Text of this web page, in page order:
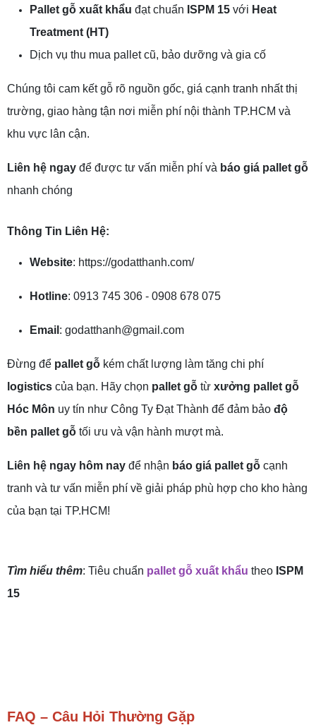
Pallet gỗ xuất khẩu đạt chuẩn ISPM 15 với Heat
Treatment (HT)
Dịch vụ thu mua pallet cũ, bảo dưỡng và gia cố
Chúng tôi cam kết gỗ rõ nguồn gốc, giá cạnh tranh nhất thị
trường, giao hàng tận nơi miễn phí nội thành TP.HCM và
khu vực lân cận.
Liên hệ ngay để được tư vấn miễn phí và báo giá pallet gỗ
nhanh chóng
Thông Tin Liên Hệ:
Website: https://godatthanh.com/
Hotline: 0913 745 306 - 0908 678 075
Email : godatthanh@gmail.com
Đừng để pallet gỗ kém chất lượng làm tăng chi phí
logistics của bạn. Hãy chọn pallet gỗ từ xưởng pallet gỗ
Hóc Môn uy tín như Công Ty Đạt Thành để đảm bảo độ
bền pallet gỗ tối ưu và vận hành mượt mà.
Liên hệ ngay hôm nay để nhận báo giá pallet gỗ cạnh
tranh và tư vấn miễn phí về giải pháp phù hợp cho kho hàng
của bạn tại TP.HCM!
Tìm hiểu thêm: Tiêu chuẩn pallet gỗ xuất khẩu theo ISPM
15
FAQ – Câu Hỏi Thường Gặp